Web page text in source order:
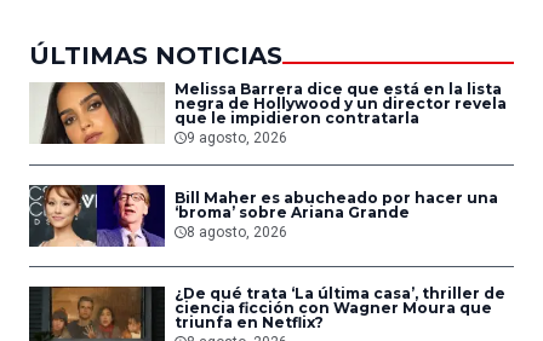
ÚLTIMAS NOTICIAS
Melissa Barrera dice que está en la lista
negra de Hollywood y un director revela
que le impidieron contratarla
9 agosto, 2026
Bill Maher es abucheado por hacer una
‘broma’ sobre Ariana Grande
8 agosto, 2026
¿De qué trata ‘La última casa’, thriller de
ciencia ficción con Wagner Moura que
triunfa en Netflix?